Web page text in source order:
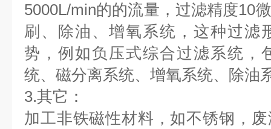
5000L/min的的流量，过滤精度10
刷、除油、增氧系统，这种过滤
势，例如负压式综合过滤系统，
统、磁分离系统、增氧系统、除油
3.其它：
加工非铁磁性材料，如不锈钢，